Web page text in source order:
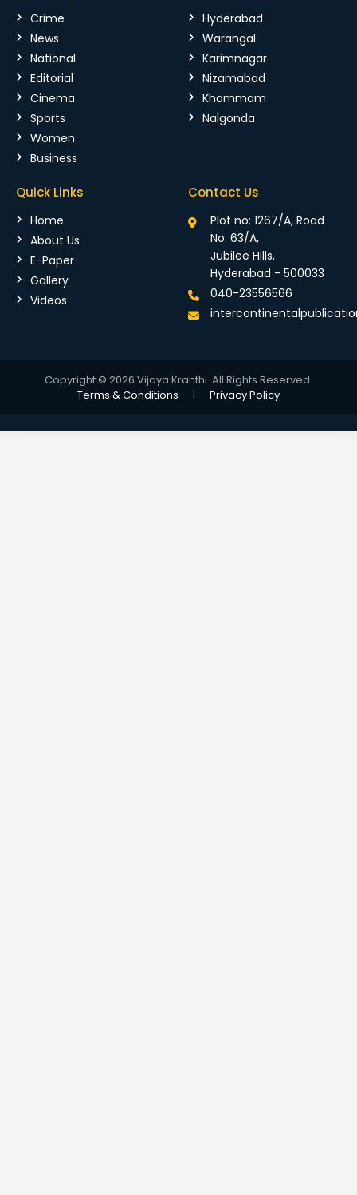
Crime
News
National
Editorial
Cinema
Sports
Women
Business
Hyderabad
Warangal
Karimnagar
Nizamabad
Khammam
Nalgonda
Quick Links
Home
About Us
E-Paper
Gallery
Videos
Contact Us
Plot no: 1267/A, Road
No: 63/A,
Jubilee Hills,
Hyderabad - 500033
040-23556566
Copyright © 2026 Vijaya Kranthi. All Rights Reserved.
Terms & Conditions
| Privacy Policy